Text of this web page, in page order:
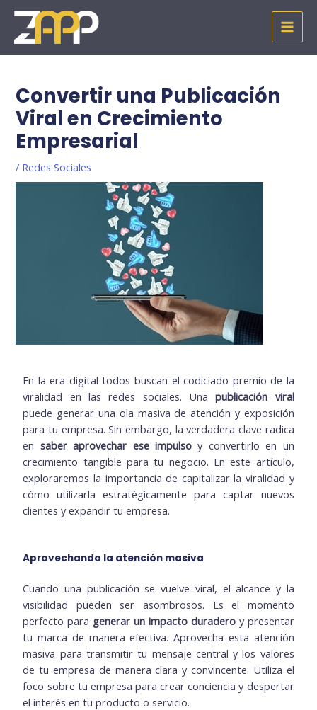
contenido
Convertir una Publicación
Viral en Crecimiento
Empresarial
/ Redes Sociales
En la era digital todos buscan el codiciado premio de la
viralidad en las redes sociales. Unapublicación viral
puede generar una ola masiva de atención y exposición
para tu empresa. Sin embargo, la verdadera clave radica
en saber aprovechar ese impulso y convertirlo en un
crecimiento tangible para tu negocio. En este artículo,
exploraremos la importancia de capitalizar la viralidad y
cómo utilizarla estratégicamente para captar nuevos
clientes y expandir tu empresa.
Aprovechando la atención masiva
Cuando una publicación se vuelve viral, el alcance y la
visibilidad pueden ser asombrosos. Es el momento
perfecto para generar un impacto duraderoy presentar
tu marca de manera efectiva. Aprovecha esta atención
masiva para transmitir tu mensaje central y los valores
de tu empresa de manera clara y convincente. Utiliza el
foco sobre tu empresa para crear conciencia y despertar
el interés en tu producto o servicio.
entradas